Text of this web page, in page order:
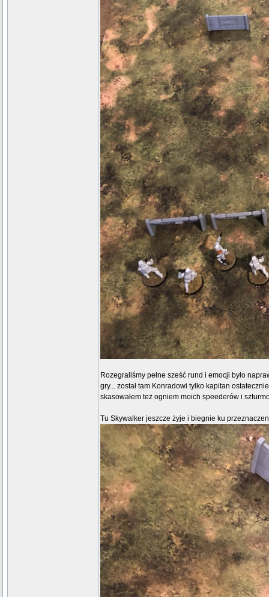
Rozegraliśmy pełne sześć rund i emocji było
gry... został tam Konradowi tylko kapitan
skasowałem też ogniem moich speederów i
Tu Skywalker jeszcze żyje i biegnie ku